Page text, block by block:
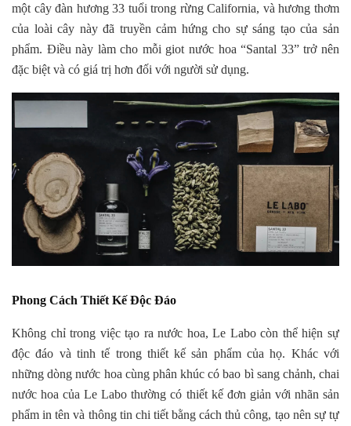
một cây đàn hương 33 tuổi trong rừng California, và hương thơm
của loài cây này đã truyền cảm hứng cho sự sáng tạo của sản
phẩm. Điều này làm cho mỗi giot nước hoa “Santal 33” trở nên
đặc biệt và có giá trị hơn đối với người sử dụng.
Phong Cách Thiết Kế Độc Đáo
Không chỉ trong việc tạo ra nước hoa, Le Labo còn thể hiện sự
độc đáo và tinh tế trong thiết kế sản phẩm của họ. Khác với
những dòng nước hoa cùng phân khúc có bao bì sang chảnh, chai
nước hoa của Le Labo thường có thiết kế đơn giản với nhãn sản
phẩm in tên và thông tin chi tiết bằng cách thủ công, tạo nên sự tự